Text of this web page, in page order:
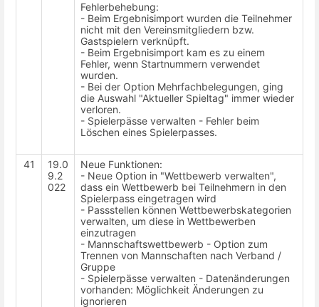
Fehlerbehebung:
- Beim Ergebnisimport wurden die Teilnehmer
nicht mit den Vereinsmitgliedern bzw.
Gastspielern verknüpft.
- Beim Ergebnisimport kam es zu einem
Fehler, wenn Startnummern verwendet
wurden.
- Bei der Option Mehrfachbelegungen, ging
die Auswahl "Aktueller Spieltag" immer wieder
verloren.
- Spielerpässe verwalten - Fehler beim
Löschen eines Spielerpasses.
41
19.0
9.2
022
Neue Funktionen:
- Neue Option in "Wettbewerb verwalten",
dass ein Wettbewerb bei Teilnehmern in den
Spielerpass eingetragen wird
- Passstellen können Wettbewerbskategorien
verwalten, um diese in Wettbewerben
einzutragen
- Mannschaftswettbewerb - Option zum
Trennen von Mannschaften nach Verband /
Gruppe
- Spielerpässe verwalten - Datenänderungen
vorhanden: Möglichkeit Änderungen zu
ignorieren